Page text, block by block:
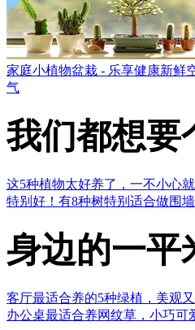
家庭小植物盆栽 - 乐享健康新鲜
气
我们都想要
这5种植物太好养了，一不小心
特别好！ 有8种树特别适合做围
身边的一平
客厅最适合养的5种绿植，美观
办公桌最适合养网纹草，小巧可